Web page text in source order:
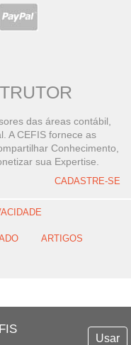
Usar
das áreas contábil,
A CEFIS fornece as
Conhecimento,
sua Expertise.
CADASTRE-SE
ARTIGOS